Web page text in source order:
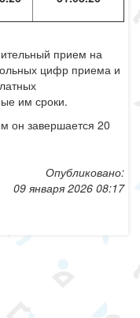
прием на
цифр приема и
им сроки.
он завершается 20
Опубликовано:
09 января 2026 08:17